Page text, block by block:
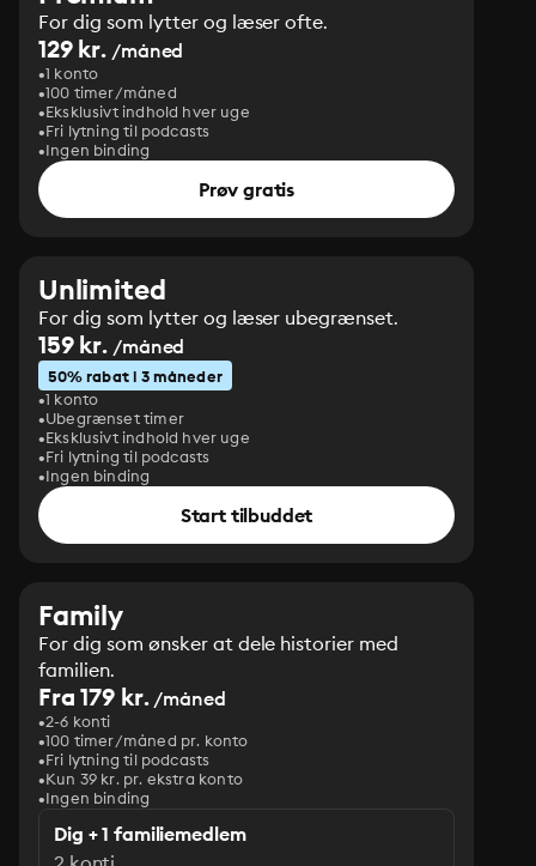
For dig som lytter og læser ofte.
129 kr. /måned
1 konto
100 timer/måned
Eksklusivt indhold hver uge
Fri lytning til podcasts
Ingen binding
Prøv gratis
Unlimited
For dig som lytter og læser ubegrænset.
159 kr. /måned
50% rabat i 3 måneder
1 konto
Ubegrænset timer
Eksklusivt indhold hver uge
Fri lytning til podcasts
Ingen binding
Start tilbuddet
Family
For dig som ønsker at dele historier med
familien.
Fra 179 kr./måned
2-6 konti
100 timer/måned pr. konto
Fri lytning til podcasts
Kun 39 kr. pr. ekstra konto
Ingen binding
Dig + 1 familiemedlem